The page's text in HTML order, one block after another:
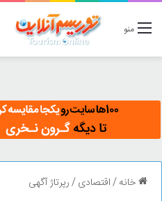
منو
خانه/اقتصادی/رپرتاژ آگهی